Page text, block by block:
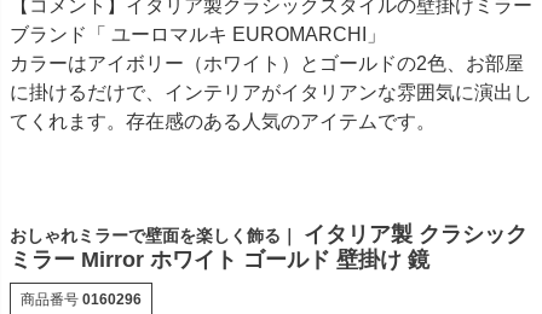
【コメント】イタリア製クラシックスタイルの壁掛けミラー
ブランド「 ユーロマルキ EUROMARCHI」
カラーはアイボリー（ホワイト）とゴールドの2色、お部屋
に掛けるだけで、インテリアがイタリアンな雰囲気に演出し
てくれます。存在感のある人気のアイテムです。
おしゃれミラーで壁面を楽しく飾る｜
イタリア製 クラシック
ミラー Mirror ホワイト ゴールド 壁掛け 鏡
商品番号 0160296